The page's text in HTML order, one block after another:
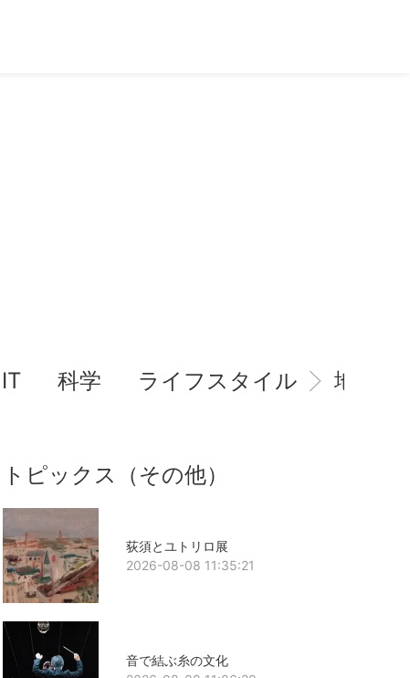
IT 科学 ライフスタイル 地域情
トピックス（その他）
荻須とユトリロ展
2026-08-08 11:35:21
音で結ぶ糸の文化